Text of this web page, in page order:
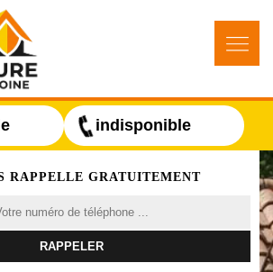
indisponible
RAPPELLE GRATUITEMENT